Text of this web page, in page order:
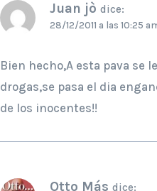
Juan jò dice:
28/12/2011 a las 10:25
Bien hecho,A esta pava se
drogas,se pasa el dia
de los inocentes!!
Otto Más dice: